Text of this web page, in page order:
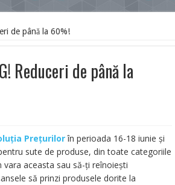
de până la 60%!
Reduceri de până la
Prețurilorîn perioada 16-18 iunie și
sute de produse, din toate categoriile
aceasta sau să-ți reînoiești
să prinzi produsele dorite la